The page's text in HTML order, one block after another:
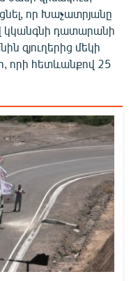
որ Խաչատրյանը
կկանգնի դատարանի
գյուղերից մեկի
որի հետևանքով 25